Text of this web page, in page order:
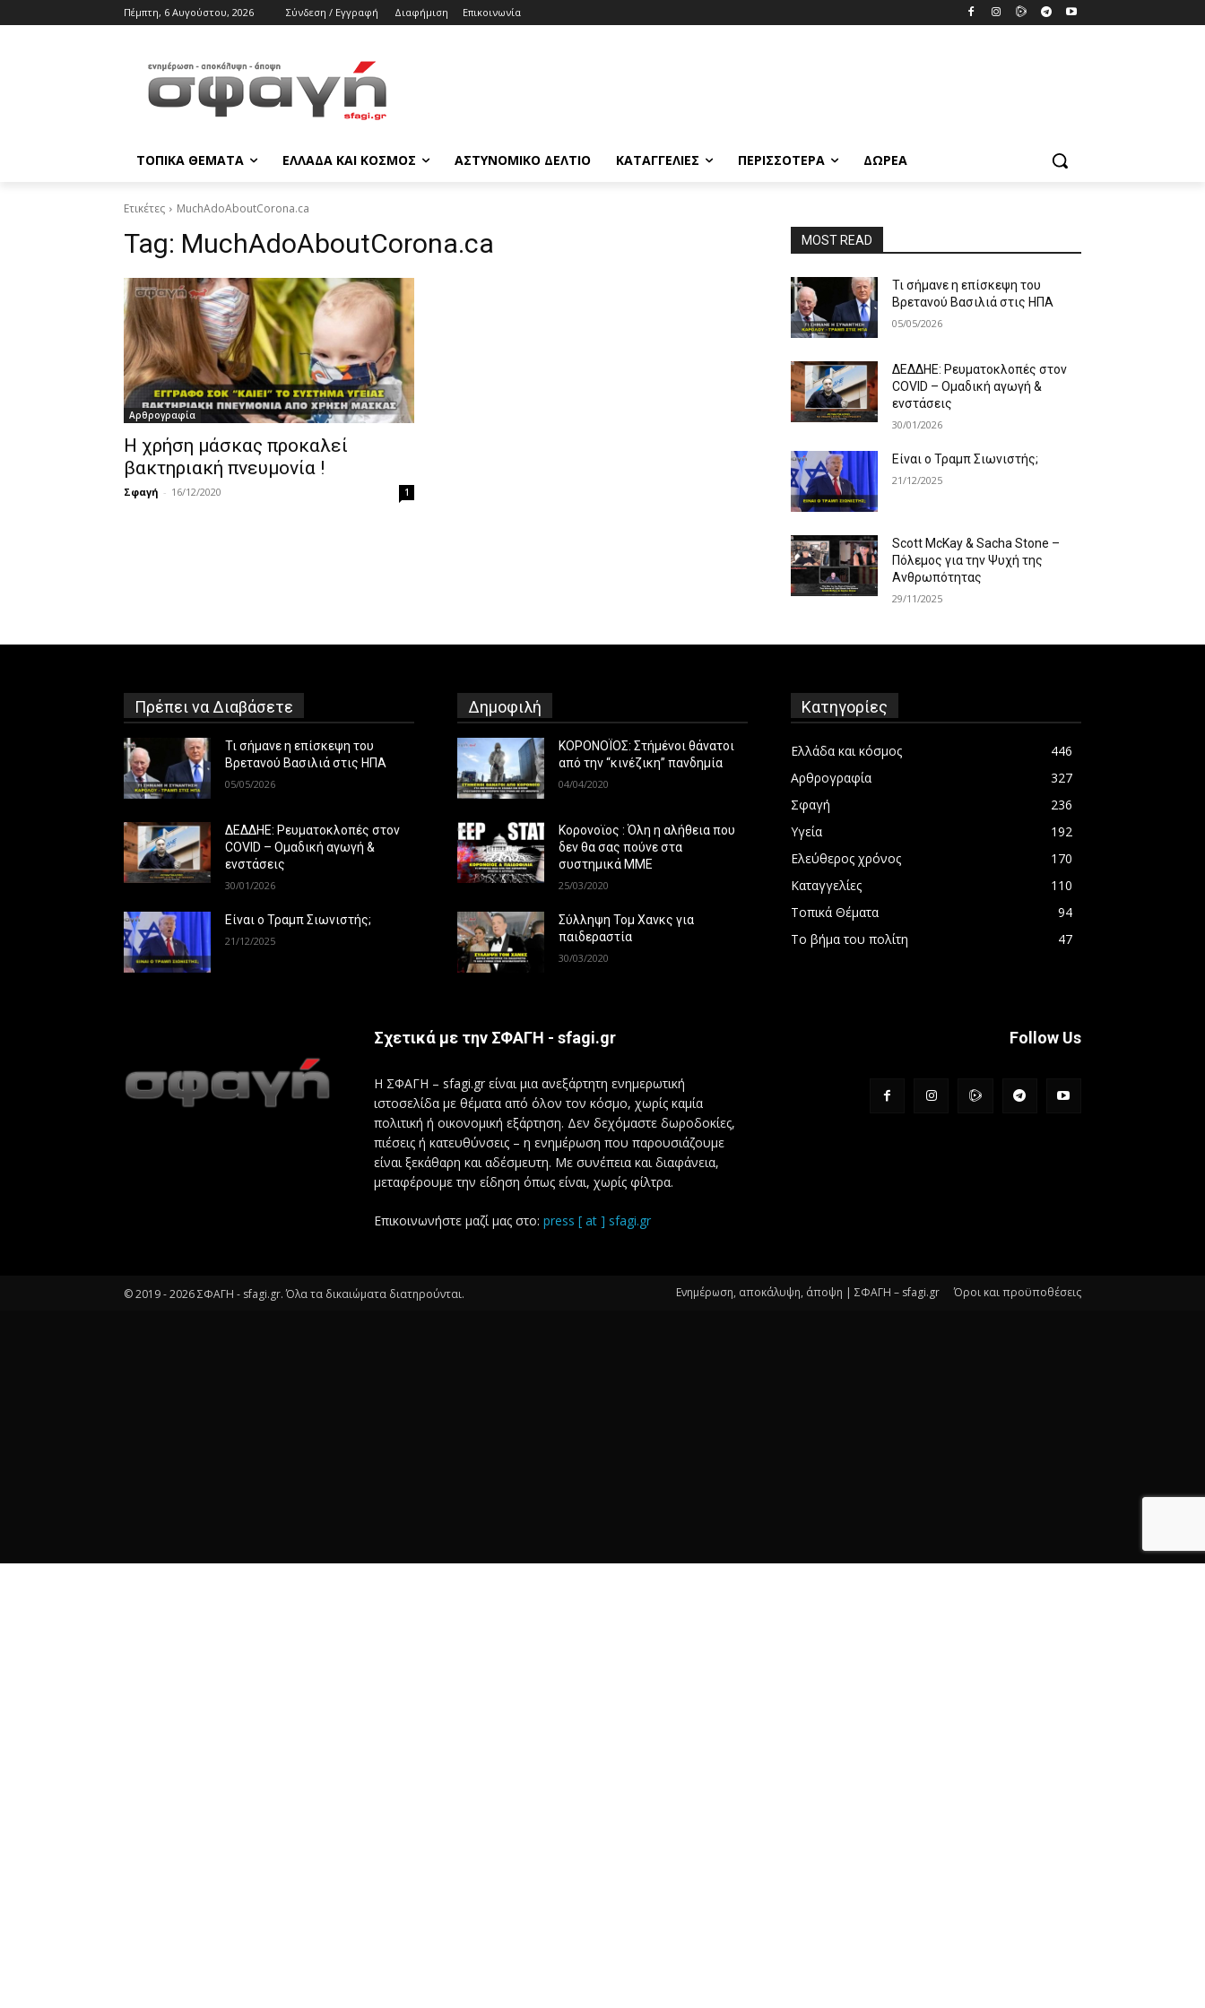
Πέμπτη, 6 Αυγούστου, 2026 Σύνδεση / Εγγραφή Διαφήμιση Επικοινωνία
ΤΟΠΙΚΑ ΘΕΜΑΤΑ ΕΛΛΑΔΑ ΚΑΙ ΚΟΣΜΟΣ ΑΣΤΥΝΟΜΙΚΟ ΔΕΛΤΙΟ ΚΑΤΑΓΓΕΛΙΕΣ ΠΕΡΙΣΣΟΤΕΡΑ ΔΩΡΕΆ
Ετικέτες MuchAdoAboutCorona.ca
Tag: MuchAdoAboutCorona.ca
Αρθρογραφία
Η χρήση μάσκας προκαλεί
βακτηριακή πνευμονία !
Σφαγή - 16/12/2020 1
MOST READ
Τι σήμανε η επίσκεψη του
Βρετανού Βασιλιά στις ΗΠΑ
05/05/2026
ΔΕΔΔΗΕ: Ρευματοκλοπές στον
COVID – Ομαδική αγωγή &
ενστάσεις
30/01/2026
Είναι ο Τραμπ Σιωνιστής;
21/12/2025
Scott McKay & Sacha Stone –
Πόλεμος για την Ψυχή της
Ανθρωπότητας
29/11/2025
Πρέπει να Διαβάσετε
Τι σήμανε η επίσκεψη του
Βρετανού Βασιλιά στις ΗΠΑ
05/05/2026
ΔΕΔΔΗΕ: Ρευματοκλοπές στον
COVID – Ομαδική αγωγή &
ενστάσεις
30/01/2026
Είναι ο Τραμπ Σιωνιστής;
21/12/2025
Δημοφιλή
ΚΟΡΟΝΟΪΟΣ: Στήμένοι θάνατοι
από την “κινέζικη” πανδημία
04/04/2020
Κορονοϊος : Όλη η αλήθεια που
δεν θα σας πούνε στα
συστημικά ΜΜΕ
25/03/2020
Σύλληψη Τομ Χανκς για
παιδεραστία
30/03/2020
Κατηγορίες
Ελλάδα και κόσμος
446
Αρθρογραφία
327
Σφαγή
236
Υγεία
192
Ελεύθερος χρόνος
170
Καταγγελίες
110
Τοπικά Θέματα
94
Το βήμα του πολίτη
47
Σχετικά με την ΣΦΑΓΗ - sfagi.gr
Η ΣΦΑΓΗ – sfagi.gr είναι μια ανεξάρτητη ενημερωτική
ιστοσελίδα με θέματα από όλον τον κόσμο, χωρίς καμία
πολιτική ή οικονομική εξάρτηση. Δεν δεχόμαστε δωροδοκίες,
πιέσεις ή κατευθύνσεις – η ενημέρωση που παρουσιάζουμε
είναι ξεκάθαρη και αδέσμευτη. Με συνέπεια και διαφάνεια,
μεταφέρουμε την είδηση όπως είναι, χωρίς φίλτρα.
Επικοινωνήστε μαζί μας στο: press [ at ] sfagi.gr
Follow Us
© 2019 -2026ΣΦΑΓΗ - sfagi.gr. Όλα τα δικαιώματα διατηρούνται. Ενημέρωση, αποκάλυψη, άποψη | ΣΦΑΓΗ – sfagi.gr Όροι και προϋποθέσεις